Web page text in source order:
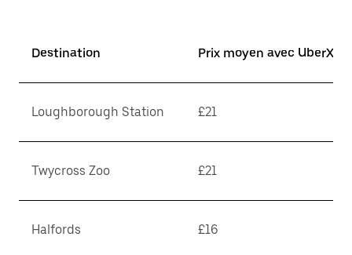
Destination Prix moyen avec UberX*
Loughborough Station £21
Twycross Zoo £21
Halfords £16